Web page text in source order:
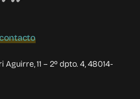
11 – 2º dpto. 4, 48014-